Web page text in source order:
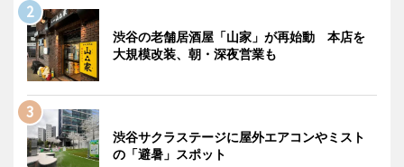
渋谷の老舗居酒屋「山家」が再始動 本店を
大規模改装、朝・深夜営業も
渋谷サクラステージに屋外エアコンやミスト
の「避暑」スポット